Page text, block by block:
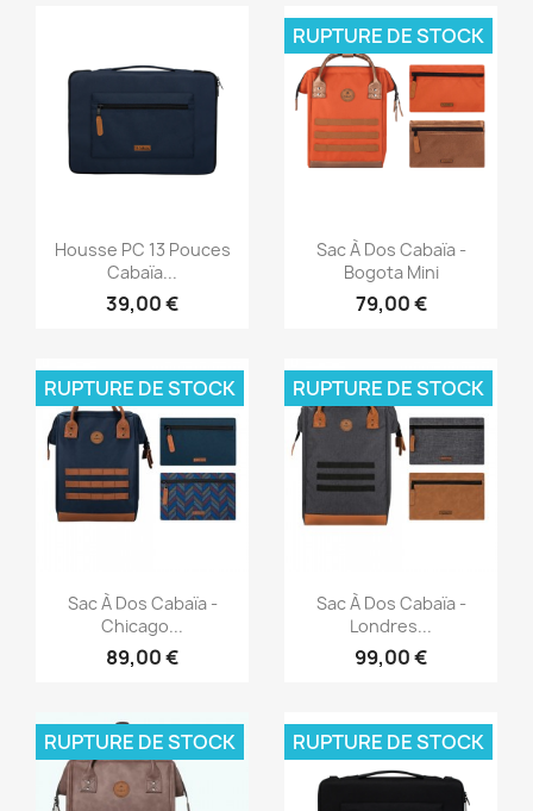
Aperçu rapide
Housse PC 13 Pouces
Cabaïa...
39,00 €
Aperçu rapide
Sac À Dos Cabaïa -
Bogota Mini
79,00 €
RUPTURE DE STOCK
Aperçu rapide
Sac À Dos Cabaïa -
Chicago...
89,00 €
RUPTURE DE STOCK
Aperçu rapide
Sac À Dos Cabaïa -
Londres...
99,00 €
RUPTURE DE STOCK
RUPTURE DE STOCK RUPTURE DE STOCK